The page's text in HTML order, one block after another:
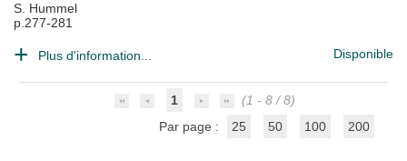
S. Hummel
p.277-281
Plus d'information... Disponible
1
(1 - 8 / 8)
Par page :
25 50 100 200